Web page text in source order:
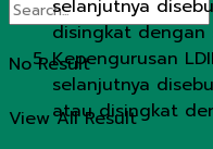
No Result
View All Result
selanjutnya
disingkat dengan
Kepengurusan
selanjutnya
atau disingkat